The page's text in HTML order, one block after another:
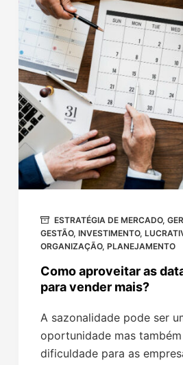
ESTRATÉGIA DE MERCADO,
GESTÃO, INVESTIMENTO,
ORGANIZAÇÃO, PLANEJAMENTO
Como aproveitar as
para vender mais?
A sazonalidade pode ser
oportunidade mas também
dificuldade para as